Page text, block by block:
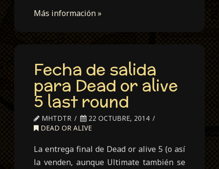
Más información »
Fecha de salida
para Dead or alive
5 last round
MHTDTR
22 OCTUBRE, 2014
DEAD OR ALIVE
La entrega final de Dead or alive 5 (o así
la venden, aunque Ultimate también se